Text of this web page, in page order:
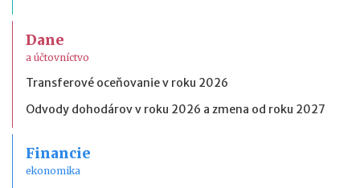
Dane
a účtovníctvo
Transferové oceňovanie v roku 2026
Odvody dohodárov v roku 2026 a zmena od roku 2027
Financie
ekonomika